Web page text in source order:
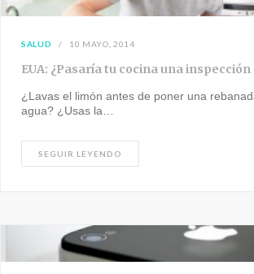
SALUD 10 MAYO, 2014
EUA: ¿Pasaría tu cocina una inspección
¿Lavas el limón antes de poner una
agua? ¿Usas la…
SEGUIR LEYENDO